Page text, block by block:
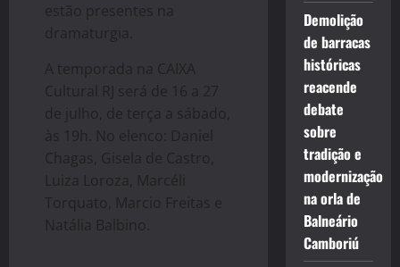
estão presentes na
dramaturgia.
A temporada na CAIXA
Cultural RJ será de 16 a 27
de julho, de terça a sábado,
às 19h. No elenco: Daniel
Chagas, Gisela de Castro,
Luiza Loroza, Marcéli
Torquato, Marcio Freitas e
Natália Balbino.
Demolição
de barracas
históricas
reacende
debate
sobre
tradição e
modernização
na orla de
Balneário
Camboriú